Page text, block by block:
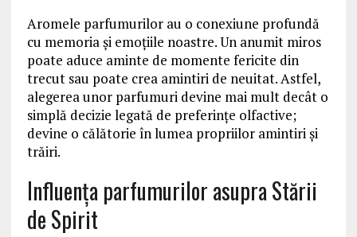
Aromele parfumurilor au o conexiune profundă
cu memoria și emoțiile noastre. Un anumit miros
poate aduce aminte de momente fericite din
trecut sau poate crea amintiri de neuitat. Astfel,
alegerea unor parfumuri devine mai mult decât o
simplă decizie legată de preferințe olfactive;
devine o călătorie în lumea propriilor amintiri și
trăiri.
Influența parfumurilor asupra Stării
de Spirit